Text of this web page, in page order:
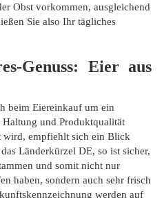
Obst vorkommen, ausgleichend
Sie also Ihr tägliches
Genuss: Eier aus
beim Eiereinkauf um ein
und Produktqualität
wird, empfiehlt sich ein Blick
Länderkürzel DE, so ist sicher,
und somit nicht nur
haben, sondern auch sehr frisch
werden auf